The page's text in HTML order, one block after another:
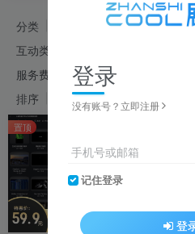
分类 沉浸空间 虚
互动类型
服务费用
免费内容
排序
发布 更新 浏览
置顶
登录
没有账号？立即注册
手机号或邮箱
记住登录
登